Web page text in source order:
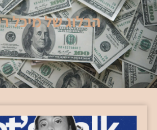
הבלוג של מיכל